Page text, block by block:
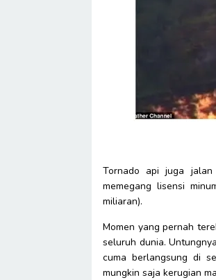
Tornado api juga jalan
memegang lisensi
miliaran).
Momen yang pernah
seluruh dunia.
cuma berlangsung di
mungkin saja kerugian